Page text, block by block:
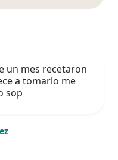
un mes recetaron
a tomarlo me
sop